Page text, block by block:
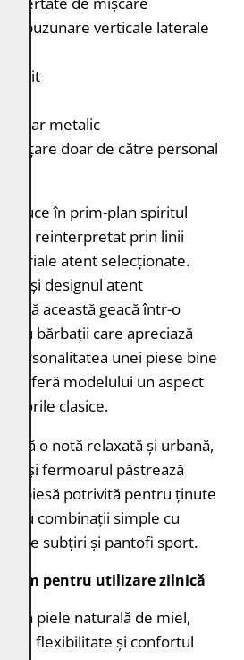
buzunare verticale laterale
Fit
metalic
Curățare doar de către personal
aduce în prim-plan spiritul
reinterpretat prin linii
atent selecționate.
și designul atent
această geacă într-o
bărbații care apreciază
personalitatea unei piese bine
oferă modelului un aspect
clasice.
o notă relaxată și urbană,
și fermoarul păstrează
o piesă potrivită pentru ținute
sau combinații simple cu
subțiri și pantofi sport.
pentru utilizare zilnică
din piele naturală de miel,
flexibilitate și confortul